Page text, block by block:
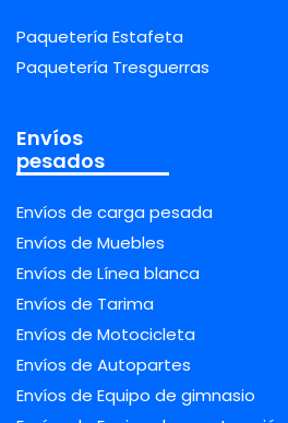
Paquetería Estafeta
Paquetería Tresguerras
Envíos
pesados
Envíos de carga pesada
Envíos de Muebles
Envíos de Línea blanca
Envíos de Tarima
Envíos de Motocicleta
Envíos de Autopartes
Envíos de Equipo de gimnasio